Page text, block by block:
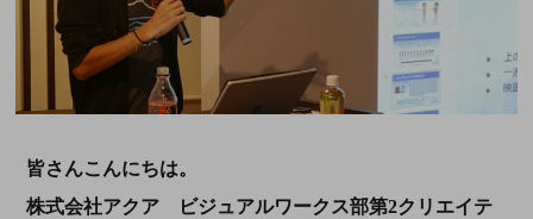
皆さんこんにちは。
株式会社アクア ビジュアルワークス部第2クリエイテ